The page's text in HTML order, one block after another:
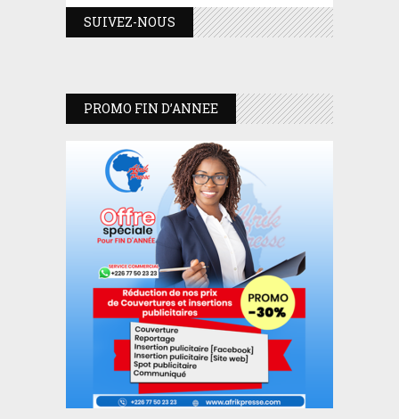
SUIVEZ-NOUS
PROMO FIN D’ANNEE